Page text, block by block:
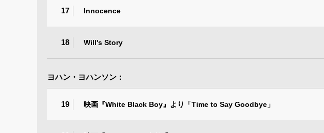
17 Innocence
18 Will's Story
ヨハン・ヨハンソン：
19 映画『White Black Boy』より「Time to Say Goodbye」